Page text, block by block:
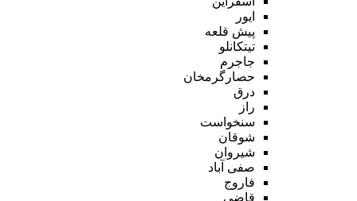
ایور
پیش قلعه
تیتکانلو
جاجرم
حصارگرمخان
درق
راز
سنخواست
شوقان
شیروان
صفی آباد
فاروج
قاضی